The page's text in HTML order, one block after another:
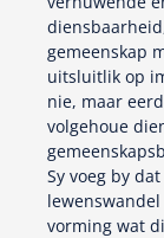
gemeenskap
uitsluitlik op
nie, maar
volgehoue
Sy voeg by
vorming wat